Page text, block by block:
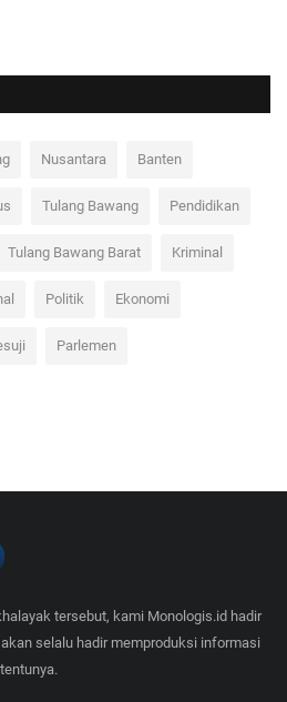
Nusantara Banten
Tulang Bawang Pendidikan
Tulang Bawang Barat Kriminal
Politik Ekonomi
Parlemen
tersebut, kami Monologis.id hadir
selalu hadir memproduksi informasi